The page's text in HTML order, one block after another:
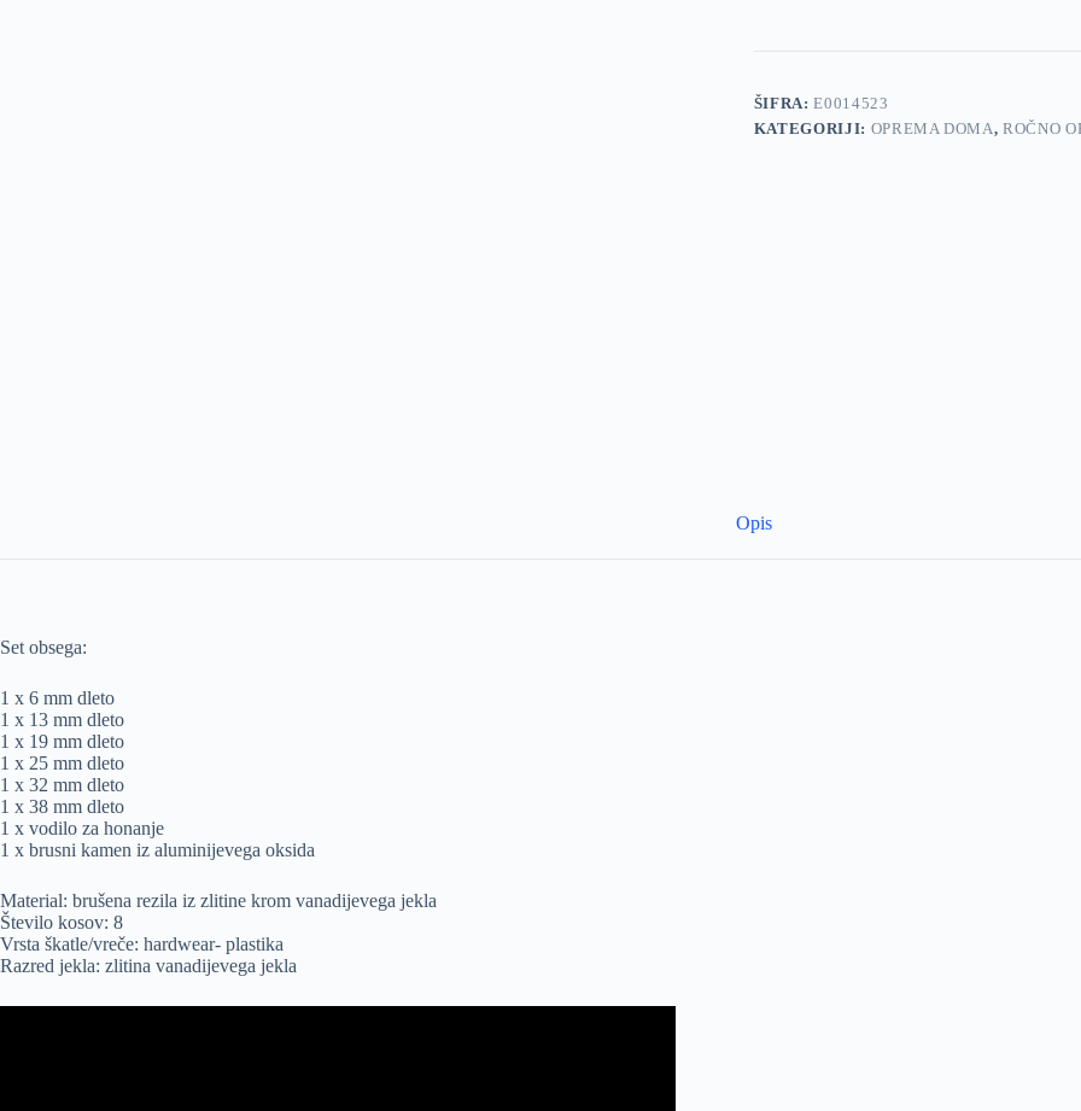
ŠIFRA:E0014523
KATEGORIJI: OPREMA DOMA,ROČNO
Opis
Set obsega:
1 x 6 mm dleto
1 x 13 mm dleto
1 x 19 mm dleto
1 x 25 mm dleto
1 x 32 mm dleto
1 x 38 mm dleto
1 x vodilo za honanje
1 x brusni kamen iz aluminijevega oksida
Material: brušena rezila iz zlitine krom vanadijevega jekla
Število kosov: 8
Vrsta škatle/vreče: hardwear- plastika
Razred jekla: zlitina vanadijevega jekla